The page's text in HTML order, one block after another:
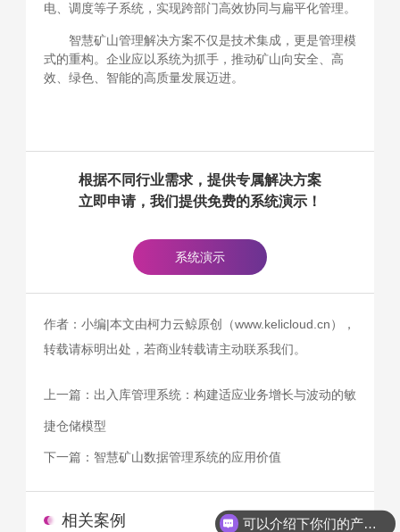
电、调度等子系统，实现跨部门高效协同与扁平化管理。
智慧矿山管理解决方案不仅是技术集成，更是管理模
式的重构。企业应以系统为抓手，推动矿山向安全、高
效、绿色、智能的高质量发展迈进。
根据不同行业需求，提供专属解决方案
立即申请，我们提供免费的系统演示！
系统演示
作者：小编|本文由柯力云鲸原创（www.kelicloud.cn），
转载请标明出处，若商业转载请主动联系我们。
上一篇： 出入库管理系统：构建适应业务增长与波动的敏
捷仓储模型
下一篇： 智慧矿山数据管理系统的应用价值
相关案例 可以介绍下你们的产品么